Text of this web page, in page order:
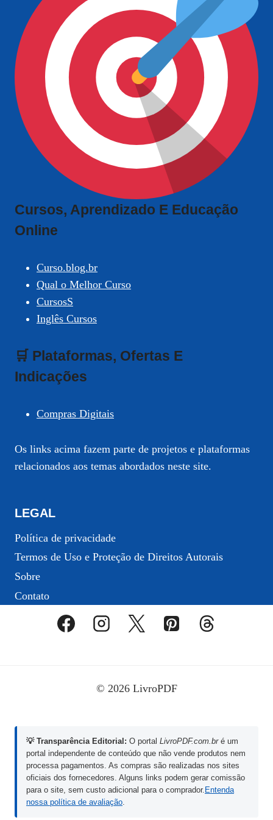
Cursos, Aprendizado E Educação
Online
Curso.blog.br
Qual o Melhor Curso
CursosS
Inglês Cursos
🛒 Plataformas, Ofertas E
Indicações
Compras Digitais
Os links acima fazem parte de projetos e plataformas
relacionados aos temas abordados neste site.
LEGAL
Política de privacidade
Termos de Uso e Proteção de Direitos Autorais
Sobre
Contato
© 2026 LivroPDF
💡 Transparência Editorial: O portal LivroPDF.com.bré um
portal independente de conteúdo que não vende produtos nem
processa pagamentos. As compras são realizadas nos sites
oficiais dos fornecedores. Alguns links podem gerar comissão
para o site, sem custo adicional para o comprador. Entenda
nossa política de avaliação.